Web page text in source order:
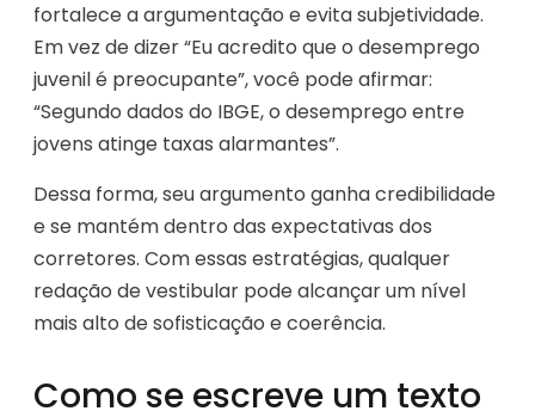
fortalece a argumentação e evita subjetividade.
Em vez de dizer “Eu acredito que o desemprego
juvenil é preocupante”, você pode afirmar:
“Segundo dados do IBGE, o desemprego entre
jovens atinge taxas alarmantes”.
Dessa forma, seu argumento ganha credibilidade
e se mantém dentro das expectativas dos
corretores. Com essas estratégias, qualquer
redação de vestibular pode alcançar um nível
mais alto de sofisticação e coerência.
Como se escreve um texto